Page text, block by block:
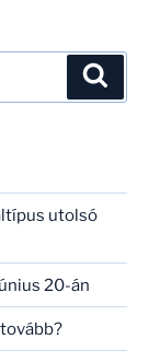
utolsó
20-án